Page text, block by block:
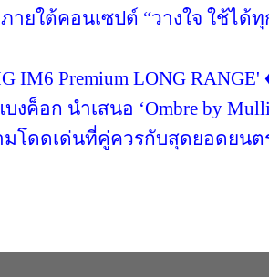
ภายใต้คอนเซปต์ “วางใจ ใช้ไ
IM6 Premium LONG
งค็อก นำเสนอ ‘Ombre by
โดดเด่นที่คู่ควรกับสุดยอดยนต